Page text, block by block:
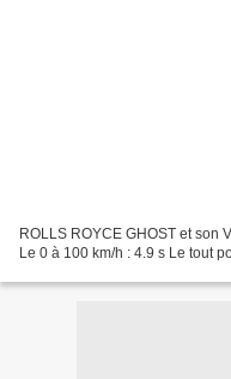
ROLLS ROYCE GHOST et son
Le 0 à 100 km/h : 4.9 s Le tout